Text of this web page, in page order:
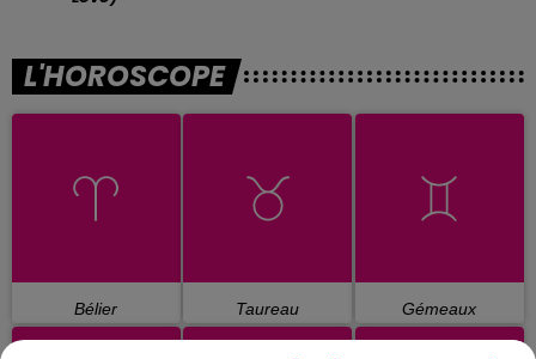
L'HOROSCOPE
Bélier Taureau Gémeaux